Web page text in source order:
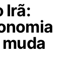
Irã: